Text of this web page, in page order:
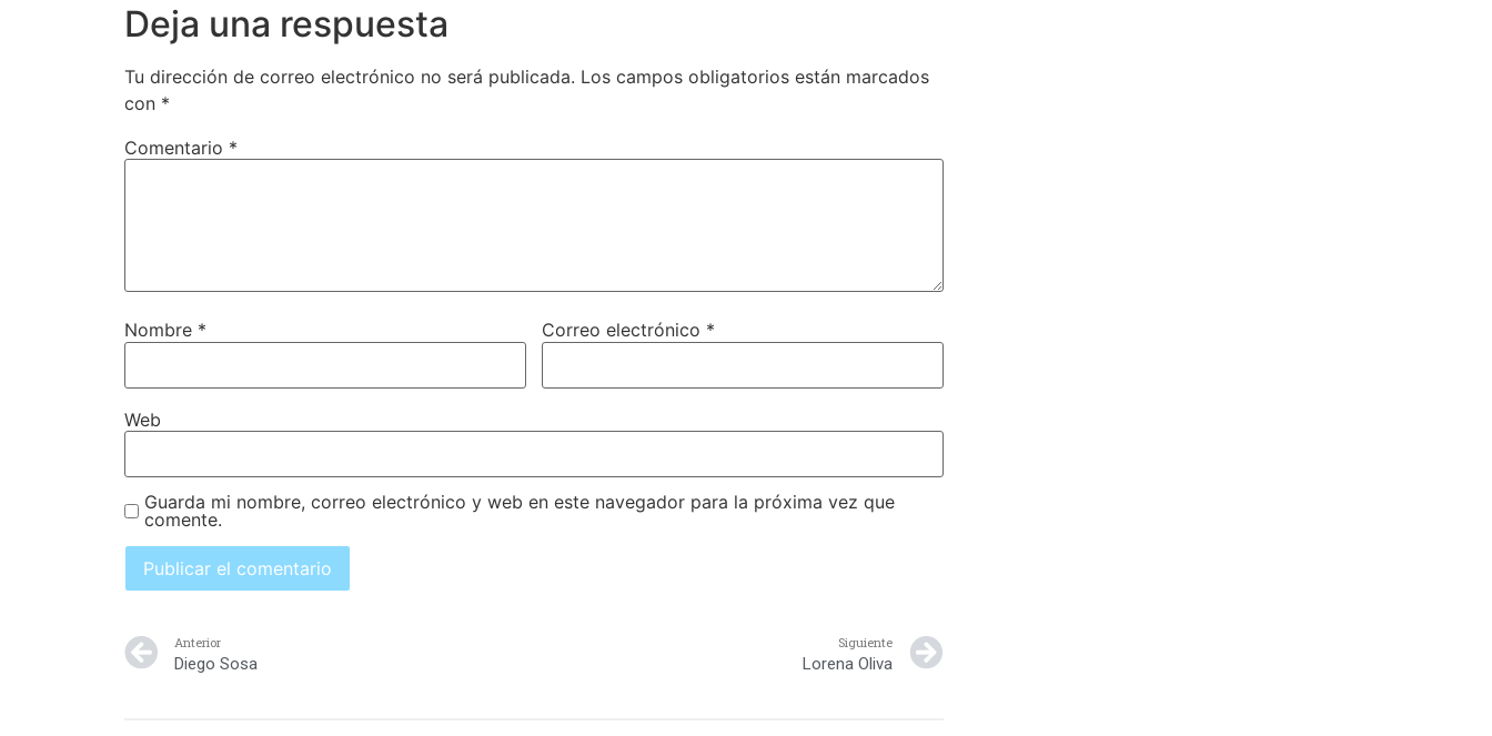
Deja una respuesta
Tu dirección de correo electrónico no será publicada. Los campos obligatorios están marcados
con *
Comentario *
Nombre * Correo electrónico *
Web
Guarda mi nombre, correo electrónico y web en este navegador para la próxima vez que
comente.
Anterior
Diego Sosa
Siguiente
Lorena Oliva